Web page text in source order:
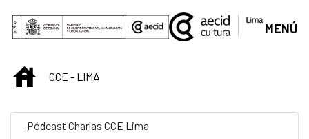
Saltar al contenido principal
MENÚ
INICIOCCE - LIMA
Pódcast Charlas CCE Lima